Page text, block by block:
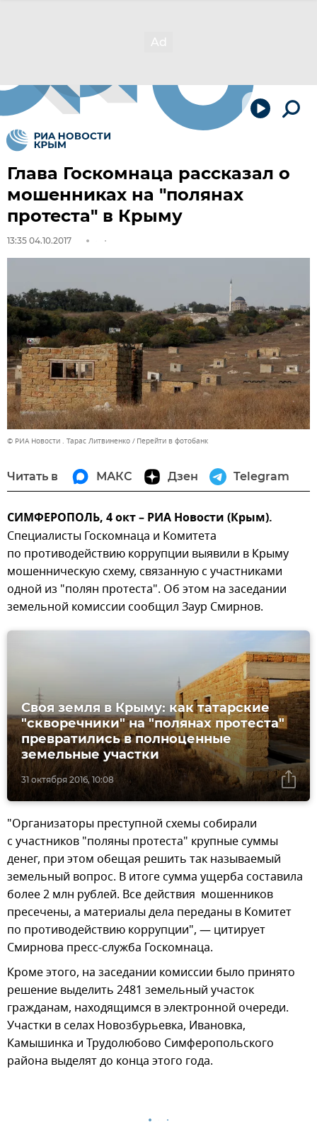
Глава Госкомнаца рассказал о
мошенниках на "полянах
протеста" в Крыму
13:35 04.10.2017
© РИА Новости . Тарас Литвиненко Перейти в фотобанк
Читать в МАКС Дзен Telegram
СИМФЕРОПОЛЬ, 4 окт – РИА Новости (Крым).
Специалисты Госкомнаца и Комитета
по противодействию коррупции выявили в Крыму
мошенническую схему, связанную с участниками
одной из "полян протеста". Об этом на заседании
земельной комиссии сообщил Заур Смирнов.
31 октября 2016, 10:08
Своя земля в Крыму: как татарские
"скворечники" на "полянах протеста"
превратились в полноценные
земельные участки
"Организаторы преступной схемы собирали
с участников "поляны протеста" крупные суммы
денег, при этом обещая решить так называемый
земельный вопрос. В итоге сумма ущерба составила
более 2 млн рублей. Все действия мошенников
пресечены, а материалы дела переданы в Комитет
по противодействию коррупции", — цитирует
Смирнова пресс-служба Госкомнаца.
Кроме этого, на заседании комиссии было принято
решение выделить 2481 земельный участок
гражданам, находящимся в электронной очереди.
Участки в селах Новозбурьевка, Ивановка,
Камышинка и Трудолюбово Симферопольского
района выделят до конца этого года.